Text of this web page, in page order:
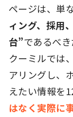
ページは、単
ィング、採用
台”であるべき
クーミルでは
アリングし、
えたい情報を
はなく実際に